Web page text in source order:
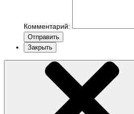
Комментарий:
Отправить
Закрыть